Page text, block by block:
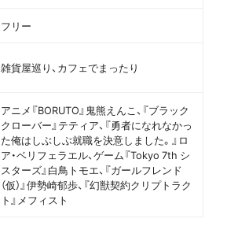
フリー
雑貨屋巡り、カフェでまったり
アニメ『BORUTO』鬼熊えんこ、『ブラック
クローバー』テティア、『勇者になれなかっ
た俺はしぶしぶ就職を決意しました。』ロ
ア・ベリフェラエル、ゲーム『Tokyo 7th シ
スターズ』白鳥トモエ、『ガールフレンド
（仮）』伊勢崎郁歩、『幻獣契約クリプトラク
ト』メフィスト